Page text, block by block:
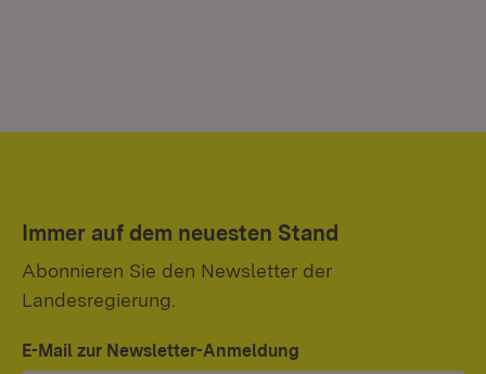
Immer auf dem neuesten Stand
Abonnieren Sie den Newsletter der
Landesregierung.
E-Mail zur Newsletter-Anmeldung